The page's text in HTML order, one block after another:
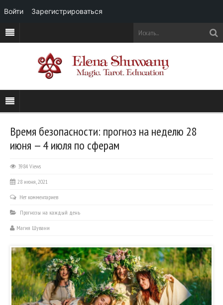
Время безопасности: прогноз на неделю 28
июня — 4 июля по сферам
3984 Views
28 июня, 2021
Нет комментариев
Прогнозы на каждый день
Магия Шувани
Войти Зарегистрироваться